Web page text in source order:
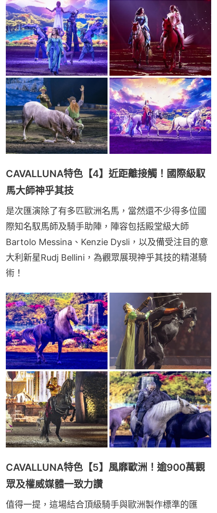
CAVALLUNA特色【4】近距離接觸！國際級馭
馬大師神乎其技
是次匯演除了有多匹歐洲名馬，當然還不少得多位國
際知名馭馬師及騎手助陣，陣容包括殿堂級大師
Bartolo Messina、Kenzie Dysli，以及備受注目的意
大利新星Rudj Bellini，為觀眾展現神乎其技的精湛騎
術！
CAVALLUNA特色【5】風靡歐洲！逾900萬觀
眾及權威媒體一致力讚
值得一提，這場結合頂級騎手與歐洲製作標準的匯